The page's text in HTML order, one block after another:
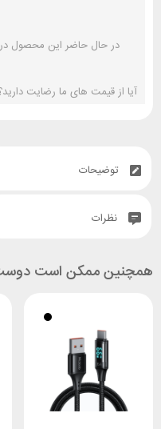
در حال حاضر این محصول
آیا از قیمت های ما رضایت
توضیحات
نظرات
همچنین ممکن است